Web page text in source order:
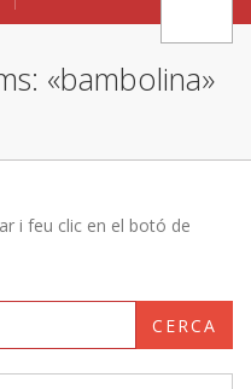
«bambolina»
i feu clic en el botó de
CERCA